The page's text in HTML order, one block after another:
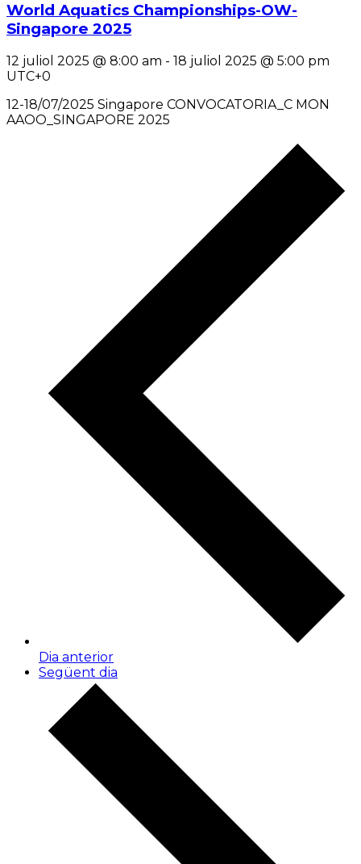
World Aquatics Championships-OW-
Singapore 2025
12 juliol 2025 @ 8:00 am - 18 juliol 2025 @ 5:00 pm
UTC+0
12-18/07/2025 Singapore CONVOCATORIA_C MON
AAOO_SINGAPORE 2025
Dia anterior
Següent dia